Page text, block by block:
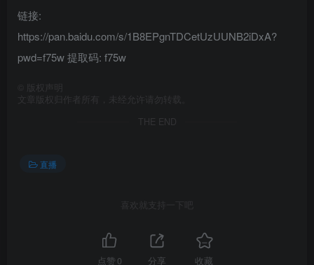
链接:
https://pan.baidu.com/s/1B8EPgnTDCetUzUUNB2iDxA?
pwd=f75w 提取码: f75w
版权声明
文章版权归作者所有，未经允许请勿转载。
THE END
直播
喜欢就支持一下吧
点赞 0 分享 收藏